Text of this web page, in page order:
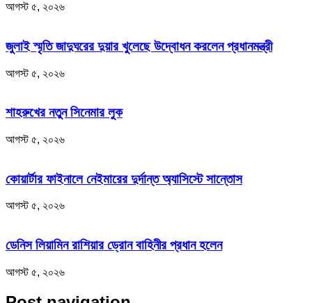
আগস্ট ৫, ২০২৬
জুলাই স্মৃতি জাদুঘরের দুয়ার খুলেছে উদ্বোধন করলেন প্রধানমন্ত্রী
আগস্ট ৫, ২০২৬
শাহরুখের নতুন সিনেমার লুক
আগস্ট ৫, ২০২৬
কোয়ার্টার ফাইনালে নেইমারের দুর্দান্ত অ্যাসিস্টে সান্তোস
আগস্ট ৫, ২০২৬
ডেনিস লিয়ামিন রাশিয়ার ড্রোন বাহিনীর প্রধান হলেন
আগস্ট ৫, ২০২৬